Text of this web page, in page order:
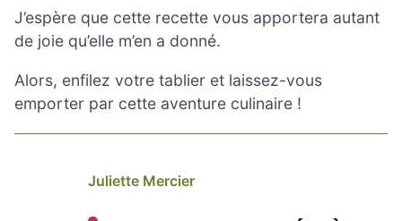
J’espère que cette recette vous apportera autant
de joie qu’elle m’en a donné.
Alors, enfilez votre tablier et laissez-vous
emporter par cette aventure culinaire !
Juliette Mercier